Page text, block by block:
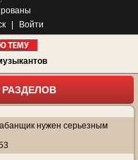
Войти
нужен серьезным